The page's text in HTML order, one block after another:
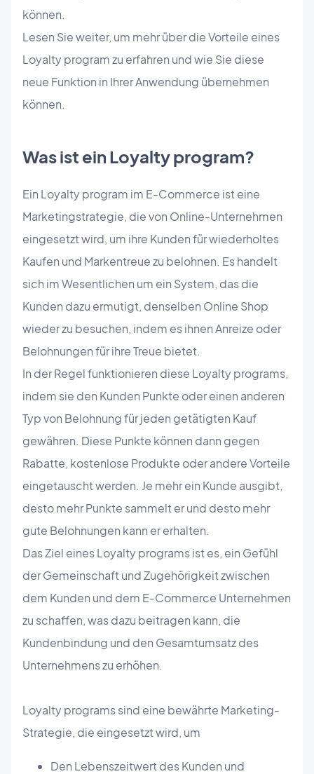
können.
Lesen Sie weiter, um mehr über die Vorteile eines
Loyalty program zu erfahren und wie Sie diese
neue Funktion in Ihrer Anwendung übernehmen
können.
Was ist ein Loyalty program?
Ein Loyalty program im E-Commerce ist eine
Marketingstrategie, die von Online-Unternehmen
eingesetzt wird, um ihre Kunden für wiederholtes
Kaufen und Markentreue zu belohnen. Es handelt
sich im Wesentlichen um ein System, das die
Kunden dazu ermutigt, denselben Online Shop
wieder zu besuchen, indem es ihnen Anreize oder
Belohnungen für ihre Treue bietet.
In der Regel funktionieren diese Loyalty programs,
indem sie den Kunden Punkte oder einen anderen
Typ von Belohnung für jeden getätigten Kauf
gewähren. Diese Punkte können dann gegen
Rabatte, kostenlose Produkte oder andere Vorteile
eingetauscht werden. Je mehr ein Kunde ausgibt,
desto mehr Punkte sammelt er und desto mehr
gute Belohnungen kann er erhalten.
Das Ziel eines Loyalty programs ist es, ein Gefühl
der Gemeinschaft und Zugehörigkeit zwischen
dem Kunden und dem E-Commerce Unternehmen
zu schaffen, was dazu beitragen kann, die
Kundenbindung und den Gesamtumsatz des
Unternehmens zu erhöhen.
Loyalty programs sind eine bewährte Marketing-
Strategie, die eingesetzt wird, um
Den Lebenszeitwert des Kunden und